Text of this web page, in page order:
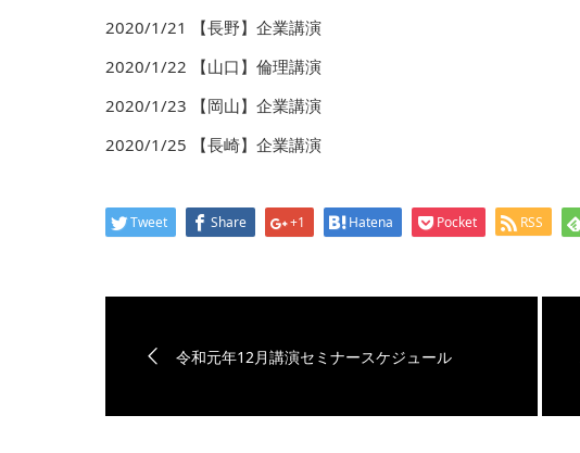
2020/1/21 【長野】企業講演
2020/1/22 【山口】倫理講演
2020/1/23 【岡山】企業講演
2020/1/25 【長崎】企業講演
Tweet Share +1 Hatena Pocket RSS
令和元年12月講演セミナースケジュール